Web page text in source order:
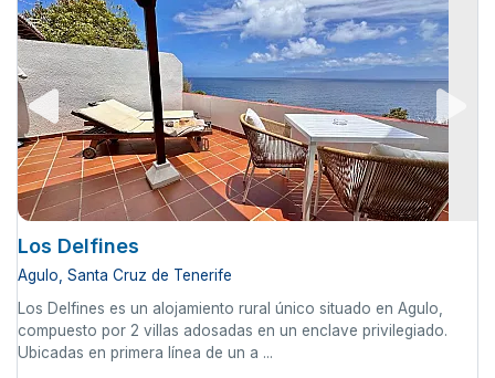
Los Delfines
Agulo, Santa Cruz de Tenerife
Los Delfines es un alojamiento rural único situado en Agulo,
compuesto por 2 villas adosadas en un enclave privilegiado.
Ubicadas en primera línea de un a ...